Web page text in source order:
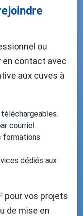
ou
en contact avec
aux cuves à
courriel.
formations
dédiés aux
pour vos projets
de mise en